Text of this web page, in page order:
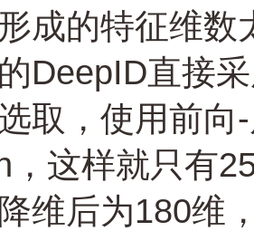
成的特征维数
DeepID直接
取，使用前向
，这样就只有
维后为180维